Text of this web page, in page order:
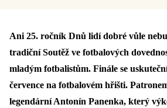
Ani 25. ročník Dnů lidí dobré vůle
tradiční Soutěž ve fotbalových
mladým fotbalistům. Finále se
července na fotbalovém hřišti.
legendární Antonín Panenka, který